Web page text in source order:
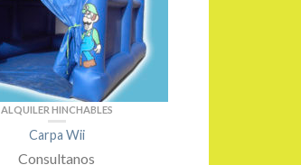
ALQUILER HINCHABLES
Carpa Wii
Consultanos